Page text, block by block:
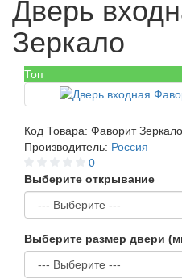
Дверь
Зеркало
Топ
Код Товара: Фаворит Зеркало
Производитель: Россия
0
Выберите открывание
Выберите размер двери